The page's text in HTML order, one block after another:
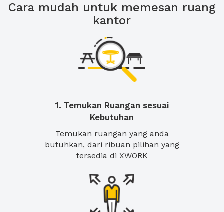
Cara mudah untuk memesan ruang
kantor
1. Temukan Ruangan sesuai
Kebutuhan
Temukan ruangan yang anda
butuhkan, dari ribuan pilihan yang
tersedia di XWORK